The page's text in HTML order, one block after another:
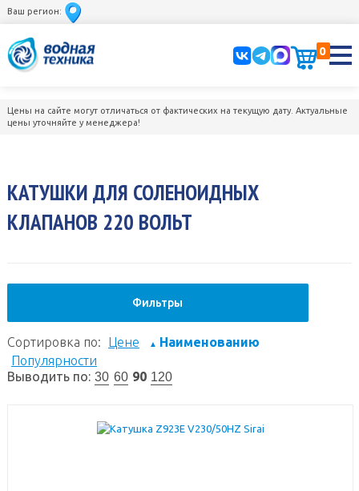
Ваш регион:
0
Цены на сайте могут отличаться от фактических на текущую дату. Актуальные
цены уточняйте у менеджера!
КАТУШКИ ДЛЯ СОЛЕНОИДНЫХ
КЛАПАНОВ 220 ВОЛЬТ
Фильтры
Сортировка по: Цене ▲ Наименованию
Популярности
Выводить по: 30 60 90 120